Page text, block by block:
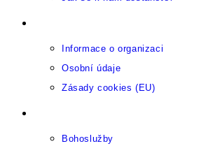
Informace o organizaci
Osobní údaje
Zásady cookies (EU)
Bohoslužby